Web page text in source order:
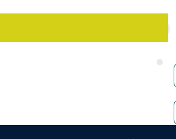
DES FONCTIONNAIRES
LES AGENTS CONTRACTUELS
ET PRÉVENTION DES RISQUES